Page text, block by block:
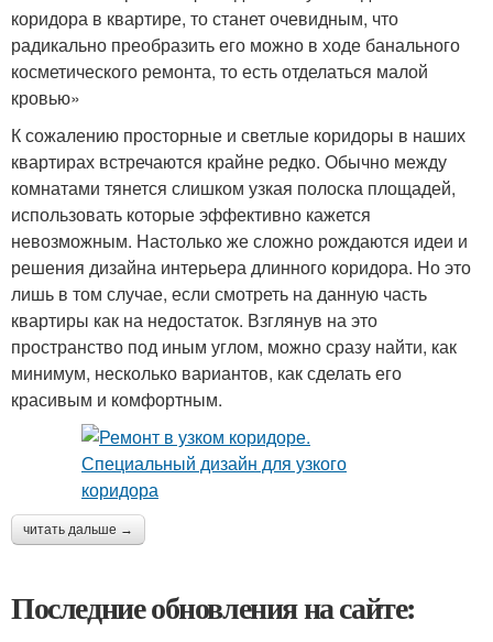
коридора в квартире, то станет очевидным, что
радикально преобразить его можно в ходе банального
косметического ремонта, то есть отделаться малой
кровью»
К сожалению просторные и светлые коридоры в наших
квартирах встречаются крайне редко. Обычно между
комнатами тянется слишком узкая полоска площадей,
использовать которые эффективно кажется
невозможным. Настолько же сложно рождаются идеи и
решения дизайна интерьера длинного коридора. Но это
лишь в том случае, если смотреть на данную часть
квартиры как на недостаток. Взглянув на это
пространство под иным углом, можно сразу найти, как
минимум, несколько вариантов, как сделать его
красивым и комфортным.
читать дальше →
Последние обновления на сайте: